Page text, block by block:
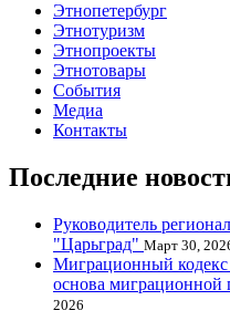
Этнопетербург
Этнотуризм
Этнопроекты
Этнотовары
События
Медиа
Контакты
Последние
Руководитель
"Царьград" Март 30,
Миграционный
основа миграционной
2026